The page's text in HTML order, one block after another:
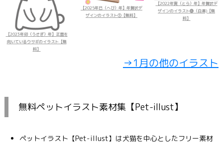
【2023年卯（うさぎ）年】正面を
向いているウサギのイラスト【無
料】
【2025年巳（へび）年】年賀状デ
ザインのイラスト①【無料】
【2022年寅（とら）年】年賀状デ
ザインのイラスト❻（白黒)【無
料】
→1月の他のイラスト
無料ペットイラスト素材集【Pet-illust】
ペットイラスト【Pet-illust】は犬猫を中心としたフリー素材